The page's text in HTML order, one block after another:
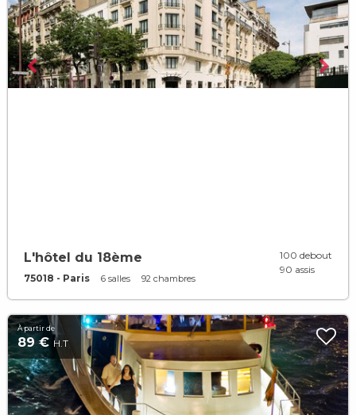
L'hôtel du 18ème
75018 - Paris 6 salles 92 chambres
100 debout
90 assis
À partir de
89 € H.T